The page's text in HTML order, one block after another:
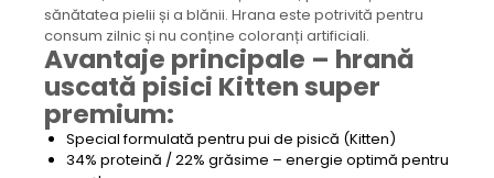
sănătatea pielii și a blănii. Hrana este potrivită pentru
consum zilnic și nu conține coloranți artificiali.
Avantaje principale – hrană
uscată pisici Kitten super
premium:
Special formulată pentru pui de pisică (Kitten)
34% proteină / 22% grăsime – energie optimă pentru